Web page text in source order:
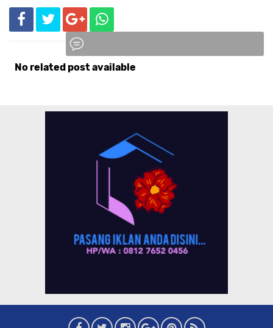
No related post available